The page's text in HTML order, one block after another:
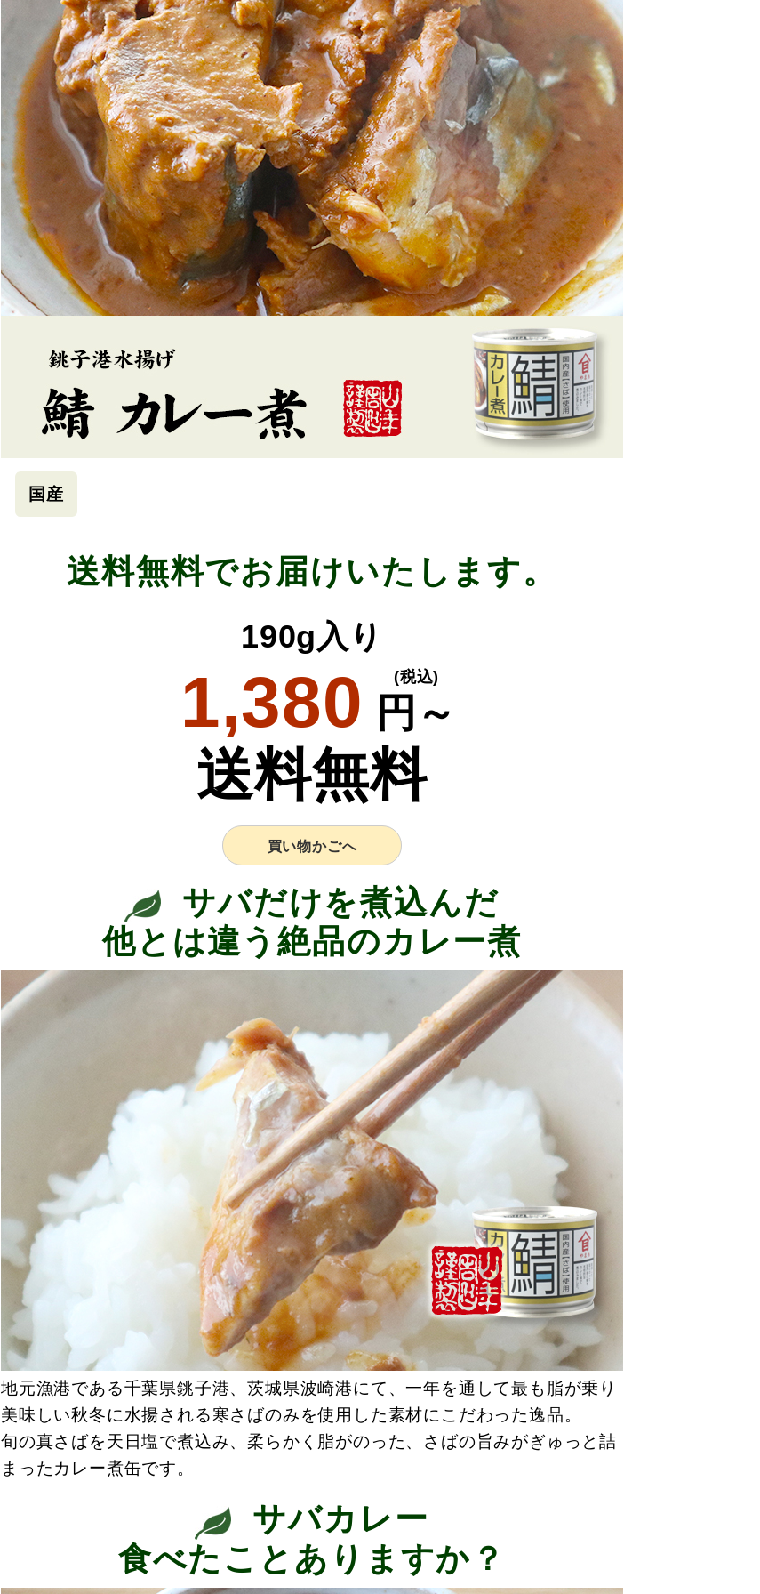
国産
送料無料でお届けいたします。
190g入り
1,380 円～
(税込)
送料無料
買い物かごへ
サバだけを煮込んだ
他とは違う絶品のカレー煮
地元漁港である千葉県銚子港、茨城県波崎港にて、一年を通して最も脂が乗り
美味しい秋冬に水揚される寒さばのみを使用した素材にこだわった逸品。
旬の真さばを天日塩で煮込み、柔らかく脂がのった、さばの旨みがぎゅっと詰
まったカレー煮缶です。
サバカレー
食べたことありますか？